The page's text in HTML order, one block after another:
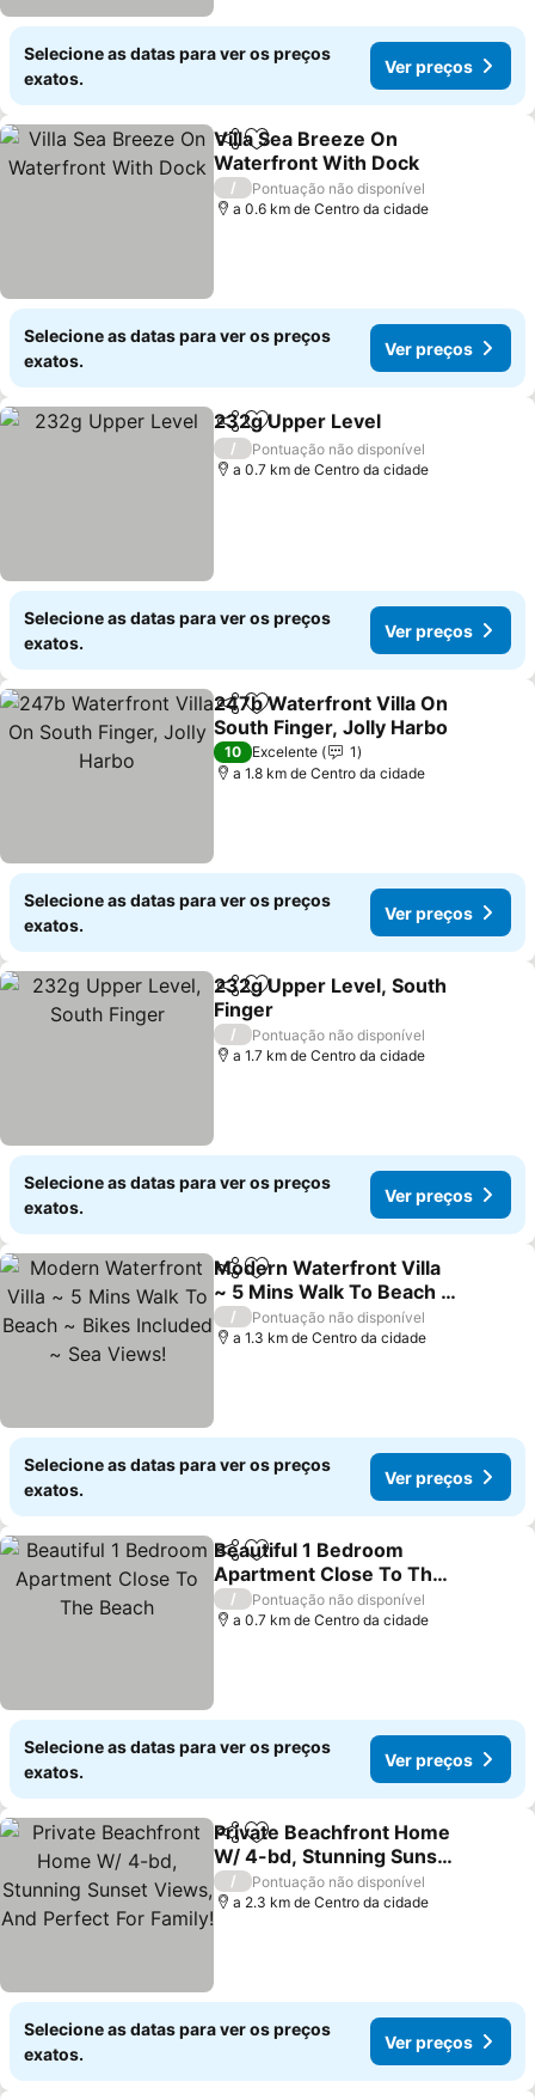
Selecione as datas para ver os preços
exatos.
Ver preços
PartilharAdicionar aos favoritos
Villa Sea Breeze On
Waterfront With Dock
Ver preços
/
Pontuação não disponível
a 0.6 km de Centro da cidade
Selecione as datas para ver os preços
exatos.
Ver preços
PartilharAdicionar aos favoritos
232g Upper Level
/
Pontuação não disponível
a 0.7 km de Centro da cidade
Selecione as datas para ver os preços
exatos.
Ver preços
PartilharAdicionar aos favoritos
247b Waterfront Villa On
South Finger, Jolly Harbo
Ver preços
10 Excelente
1
a 1.8 km de Centro da cidade
Selecione as datas para ver os preços
exatos.
Ver preços
PartilharAdicionar aos favoritos
232g Upper Level, South
Finger
Ver preços
/
Pontuação não disponível
a 1.7 km de Centro da cidade
Selecione as datas para ver os preços
exatos.
Ver preços
PartilharAdicionar aos favoritos
Modern Waterfront Villa
~ 5 Mins Walk To Beach ~
Bikes Included ~ Sea
Views!
Ver preços
/
Pontuação não disponível
a 1.3 km de Centro da cidade
Selecione as datas para ver os preços
exatos.
Ver preços
PartilharAdicionar aos favoritos
Beautiful 1 Bedroom
Apartment Close To The
Beach
Ver preços
/
Pontuação não disponível
a 0.7 km de Centro da cidade
Selecione as datas para ver os preços
exatos.
Ver preços
PartilharAdicionar aos favoritos
Private Beachfront Home
W/ 4-bd, Stunning Sunset
Views, And Perfect For
Family!
Ver preços
/
Pontuação não disponível
a 2.3 km de Centro da cidade
Selecione as datas para ver os preços
exatos.
Ver preços